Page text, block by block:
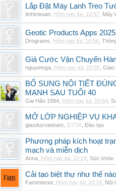
Lắp Đặt Máy Lạnh Treo
tinhtrieuan Hôm nay lúc 10:57 Máy
Geotic Products Apps
Drograms Hôm nay lúc 10:56
Giá Cước Vận Chuyển
nguyetnga Hôm nay lúc 10:55 Giao
BỔ SUNG NỘI TIẾT
MẠNH SẠU TUỔI 40
Gia Hân 1994 Hôm nay lúc 10:54
MỞ LỚP NGHIỆP VỤ
giaoducvietnam 2/7/26 Đào tạo
Phương pháp kích hoạt
mạch và miễn dịch
Anna Hôm nay lúc 10:24 Sức khỏe
Cải tạo biệt thự như thế
FamInterior, Hôm nay lúc 10:24 Nội